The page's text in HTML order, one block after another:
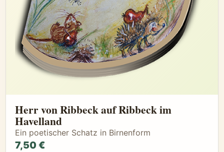
Herr von Ribbeck auf Ribbeck im
Havelland
Ein poetischer Schatz in Birnenform
7,50 €